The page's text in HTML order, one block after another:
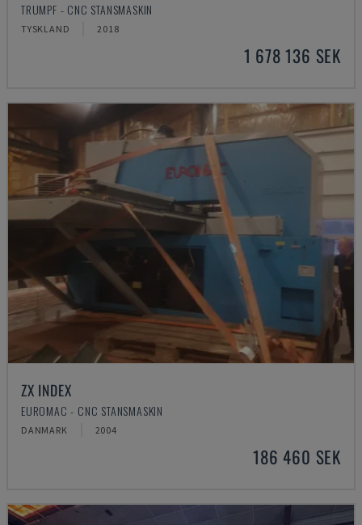
TRUMPF - CNC STANSMASKIN
TYSKLAND 2018
1 678 136 SEK
ZX INDEX
EUROMAC - CNC STANSMASKIN
DANMARK 2004
186 460 SEK